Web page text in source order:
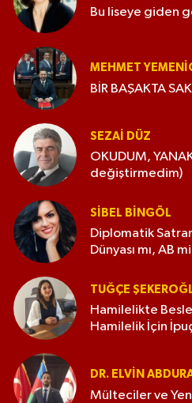
Bu liseye giden
MEHMET
BİR BAŞAKTA
SEZAI DÜZ
OKUDUM,
değiştirmedim)
SIBEL BINGÖL
Diplomatik
Dünyası mı, AB
TUĞÇE
Hamilelikte
Hamilelik İçin
DR. ELVIN
Mülteciler ve